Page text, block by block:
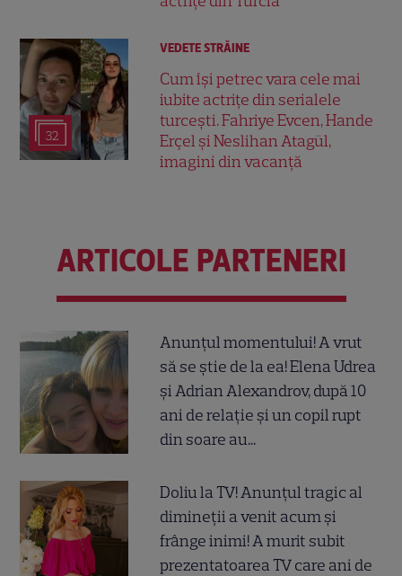
32
VEDETE STRĂINE
Cum își petrec vara cele mai
iubite actrițe din serialele
turcești. Fahriye Evcen, Hande
Erçel și Neslihan Atagül,
imagini din vacanță
ARTICOLE PARTENERI
Anunțul momentului! A vrut
să se știe de la ea! Elena Udrea
și Adrian Alexandrov, după 10
ani de relație și un copil rupt
din soare au...
Doliu la TV! Anunțul tragic al
dimineții a venit acum și
frânge inimi! A murit subit
prezentatoarea TV care ani de